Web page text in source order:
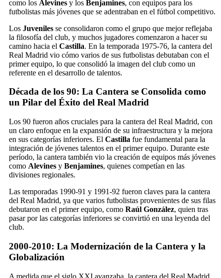
como los Alevines y los Benjamines, con equipos para los
futbolistas más jóvenes que se adentraban en el fútbol competitivo.
Los Juveniles se consolidaron como el grupo que mejor reflejaba
la filosofía del club, y muchos jugadores comenzaron a hacer su
camino hacia el Castilla. En la temporada 1975-76, la cantera del
Real Madrid vio cómo varios de sus futbolistas debutaban con el
primer equipo, lo que consolidó la imagen del club como un
referente en el desarrollo de talentos.
Década de los 90: La Cantera se Consolida como
un Pilar del Éxito del Real Madrid
Los 90 fueron años cruciales para la cantera del Real Madrid, con
un claro enfoque en la expansión de su infraestructura y la mejora
en sus categorías inferiores. El Castilla fue fundamental para la
integración de jóvenes talentos en el primer equipo. Durante este
período, la cantera también vio la creación de equipos más jóvenes
como Alevines y Benjamines, quienes competían en las
divisiones regionales.
Las temporadas 1990-91 y 1991-92 fueron claves para la cantera
del Real Madrid, ya que varios futbolistas provenientes de sus filas
debutaron en el primer equipo, como Raúl González, quien tras
pasar por las categorías inferiores se convirtió en una leyenda del
club.
2000-2010: La Modernización de la Cantera y la
Globalización
A medida que el siglo XXI avanzaba, la cantera del Real Madrid